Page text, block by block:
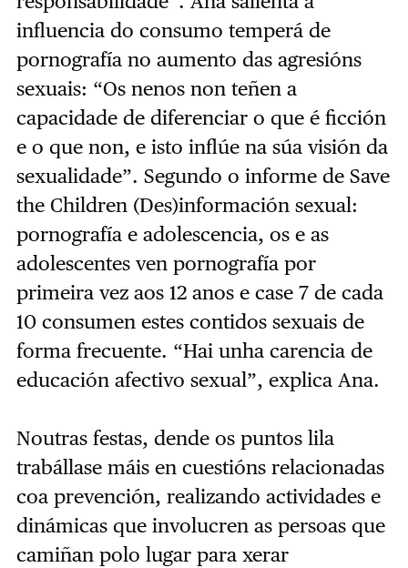
influencia do consumo temperá de
pornografía no aumento das agresións
sexuais: “Os nenos non teñen a
capacidade de diferenciar o que é ficción
e o que non, e isto inflúe na súa visión da
sexualidade”. Segundo o informe de Save
the Children (Des)información sexual:
pornografía e adolescencia, os e as
adolescentes ven pornografía por
primeira vez aos 12 anos e case 7 de cada
10 consumen estes contidos sexuais de
forma frecuente. “Hai unha carencia de
educación afectivo sexual”, explica Ana.
Noutras festas, dende os puntos lila
trabállase máis en cuestións relacionadas
coa prevención, realizando actividades e
dinámicas que involucren as persoas que
camiñan polo lugar para xerar